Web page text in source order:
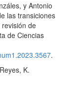
y Antonio
las transiciones
de
de Ciencias
.
K.